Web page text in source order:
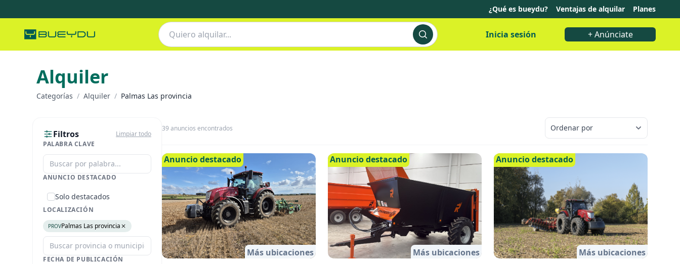
¿Qué es bueydu? Ventajas de alquilar Planes
Inicia sesión + Anúnciate
Alquiler
Categorías / Alquiler / Palmas Las provincia
Filtros
Limpiar todo
PALABRA CLAVE
ANUNCIO DESTACADO
Solo destacados
LOCALIZACIÓN
PROVPalmas Las provincia
FECHA DE PUBLICACIÓN
39 anuncios encontrados
Anuncio destacado
Más ubicaciones
Anuncio destacado
Más ubicaciones
Anuncio destacado
Más ubicaciones